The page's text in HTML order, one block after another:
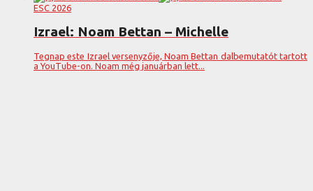
ESC 2026
Izrael: Noam Bettan – Michelle
Tegnap este Izrael versenyzője, Noam Bettan dalbemutatót tartott
a YouTube-on. Noam még januárban lett...